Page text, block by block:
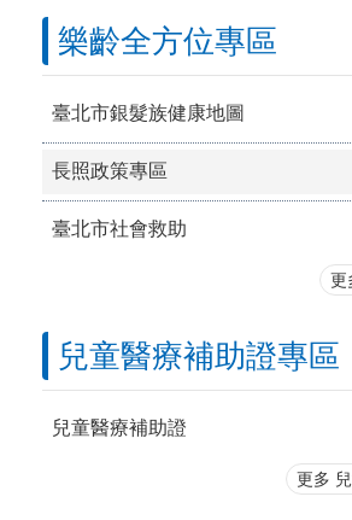
樂齡全方位專區
臺北市銀髮族健康地圖
長照政策專區
臺北市社會救助
更
兒童醫療補助證專區
兒童醫療補助證
更多